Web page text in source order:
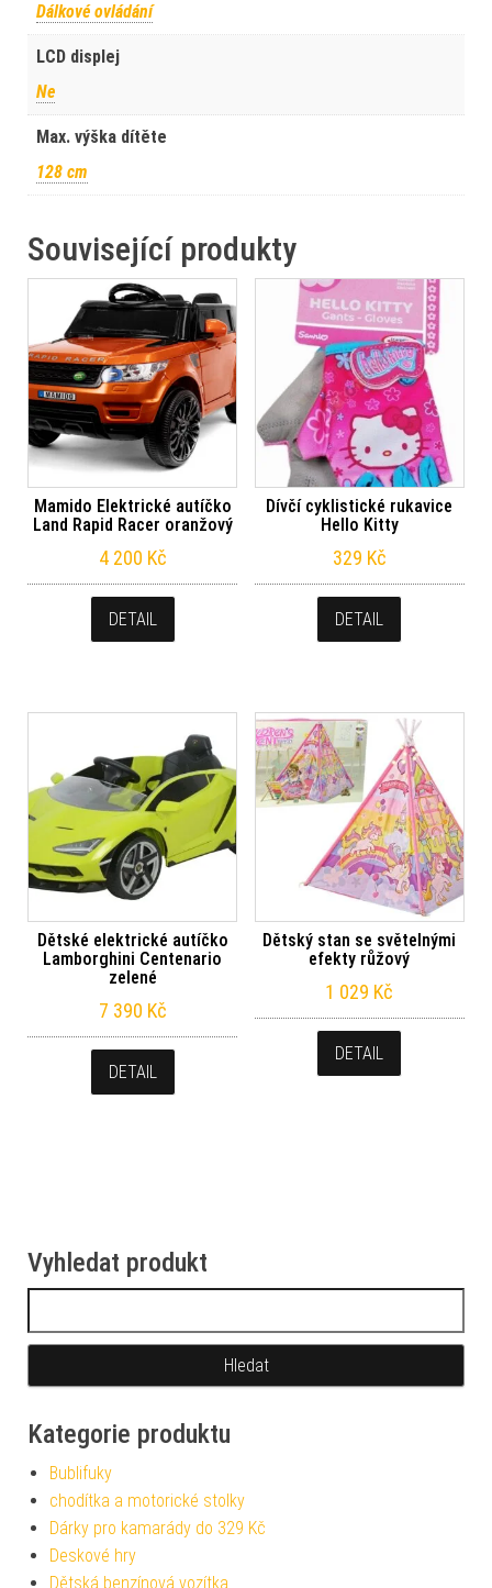
Dálkové ovládání
LCD displej
Ne
Max. výška dítěte
128 cm
Související produkty
Mamido Elektrické autíčko
Land Rapid Racer oranžový
4 200 Kč
DETAIL
Dívčí cyklistické rukavice
Hello Kitty
329 Kč
DETAIL
Dětské elektrické autíčko
Lamborghini Centenario
zelené
7 390 Kč
DETAIL
Dětský stan se světelnými
efekty růžový
1 029 Kč
DETAIL
Vyhledat produkt
Kategorie produktu
Bublifuky
chodítka a motorické stolky
Dárky pro kamarády do 329 Kč
Deskové hry
Dětská benzínová vozítka